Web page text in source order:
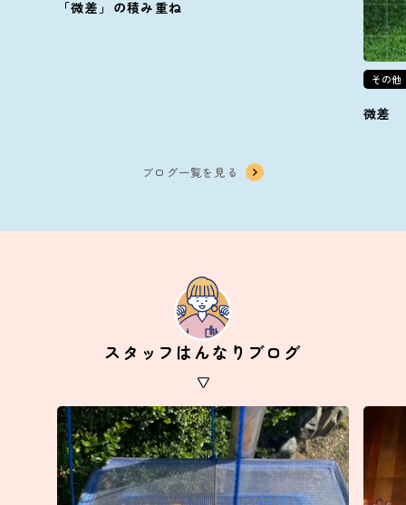
「微差」の積み重ね
その他
微差
ブログ一覧を見る
スタッフはんなりブログ